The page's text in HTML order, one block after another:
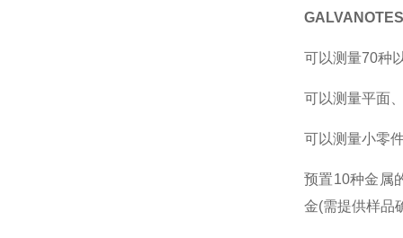
可以测量70种
可以测量平面
可以测量小零
预置10种金属
金(需提供样品